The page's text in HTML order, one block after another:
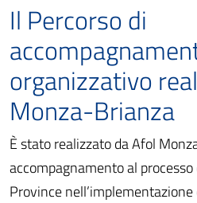
Il Percorso di
organizzativo
Monza-Brianza
È stato realizzato da Afol
accompagnamento al
Province